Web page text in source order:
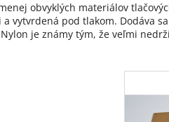
obvyklých materiálov
vytvrdená pod tlakom. Dodáva
je známy tým, že veľmi